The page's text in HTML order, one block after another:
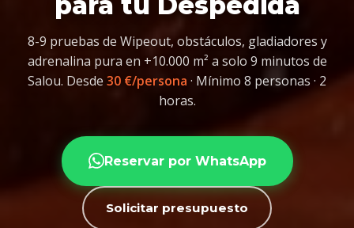
8-9 pruebas de Wipeout, obstáculos, gladiadores y
adrenalina pura en +10.000 m² a solo 9 minutos de
Salou. Desde 30 €/persona · Mínimo 8 personas · 2
horas.
Reservar por WhatsApp
Solicitar presupuesto